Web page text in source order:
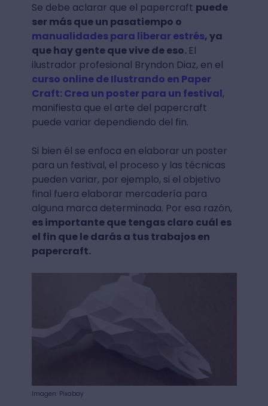
Se debe aclarar que el papercraft puede
ser más que un pasatiempo o
manualidades para liberar estrés, ya
que hay gente que vive de eso. El
ilustrador profesional Bryndon Diaz, en el
curso online de Ilustrando en Paper
Craft: Crea un poster para un festival,
manifiesta que el arte del papercraft
puede variar dependiendo del fin.
Si bien él se enfoca en elaborar un poster
para un festival, el proceso y las técnicas
pueden variar, por ejemplo, si el objetivo
final fuera elaborar mercadería para
alguna marca determinada. Por esa razón,
es importante que tengas claro cuál es
el fin que le darás a tus trabajos en
papercraft.
Imagen: Pixabay